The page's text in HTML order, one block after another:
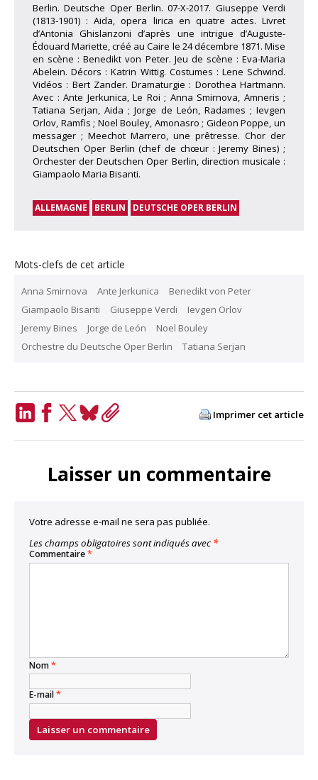
Berlin. Deutsche Oper Berlin. 07-X-2017. Giuseppe Verdi
(1813-1901) : Aida, opera lirica en quatre actes. Livret
d’Antonia Ghislanzoni d’après une intrigue d’Auguste-
Édouard Mariette, créé au Caire le 24 décembre 1871. Mise
en scène : Benedikt von Peter. Jeu de scène : Eva-Maria
Abelein. Décors : Katrin Wittig. Costumes : Lene Schwind.
Vidéos : Bert Zander. Dramaturgie : Dorothea Hartmann.
Avec : Ante Jerkunica, Le Roi ; Anna Smirnova, Amneris ;
Tatiana Serjan, Aida ; Jorge de León, Radames ; Ievgen
Orlov, Ramfis ; Noel Bouley, Amonasro ; Gideon Poppe, un
messager ; Meechot Marrero, une prêtresse. Chor der
Deutschen Oper Berlin (chef de chœur : Jeremy Bines) ;
Orchester der Deutschen Oper Berlin, direction musicale :
Giampaolo Maria Bisanti.
ALLEMAGNE BERLIN DEUTSCHE OPER BERLIN
Mots-clefs de cet article
Anna Smirnova Ante Jerkunica
Benedikt von Peter
Giampaolo Bisanti
Giuseppe Verdi
Ievgen Orlov
Jeremy Bines
Jorge de León
Noel Bouley
Orchestre du Deutsche Oper Berlin
Tatiana Serjan
Imprimer cet article
Laisser un commentaire
Votre adresse e-mail ne sera pas publiée.
Les champs obligatoires sont indiqués avec *
Commentaire*
Nom*
E-mail*